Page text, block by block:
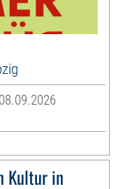
Kultur in